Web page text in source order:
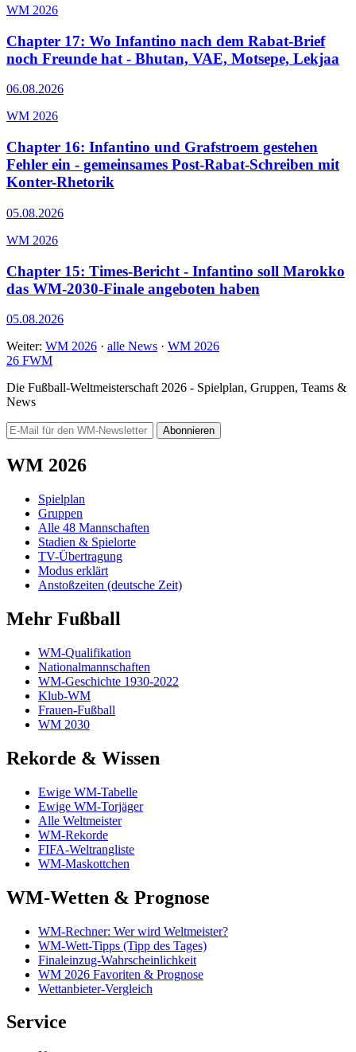
WM 2026
Chapter 17: Wo Infantino nach dem Rabat-Brief
noch Freunde hat - Bhutan, VAE, Motsepe, Lekjaa
06.08.2026
WM 2026
Chapter 16: Infantino und Grafstroem gestehen
Fehler ein - gemeinsames Post-Rabat-Schreiben mit
Konter-Rhetorik
05.08.2026
WM 2026
Chapter 15: Times-Bericht - Infantino soll Marokko
das WM-2030-Finale angeboten haben
05.08.2026
Weiter: WM 2026 · alle News · WM 2026
26 FWM
Die Fußball-Weltmeisterschaft 2026 - Spielplan, Gruppen, Teams &
News
Abonnieren
WM 2026
Spielplan
Gruppen
Alle 48 Mannschaften
Stadien & Spielorte
TV-Übertragung
Modus erklärt
Anstoßzeiten (deutsche Zeit)
Mehr Fußball
WM-Qualifikation
Nationalmannschaften
WM-Geschichte 1930-2022
Klub-WM
Frauen-Fußball
WM 2030
Rekorde & Wissen
Ewige WM-Tabelle
Ewige WM-Torjäger
Alle Weltmeister
WM-Rekorde
FIFA-Weltrangliste
WM-Maskottchen
WM-Wetten & Prognose
WM-Rechner: Wer wird Weltmeister?
WM-Wett-Tipps (Tipp des Tages)
Finaleinzug-Wahrscheinlichkeit
WM 2026 Favoriten & Prognose
Wettanbieter-Vergleich
Service